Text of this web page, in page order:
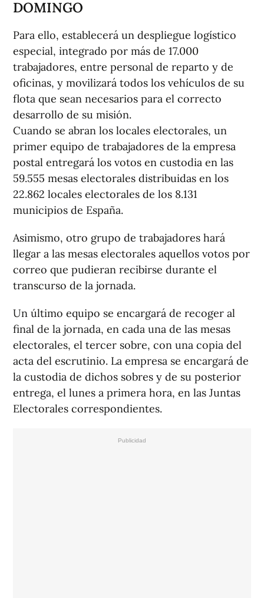
DOMINGO
Para ello, establecerá un despliegue logístico
especial, integrado por más de 17.000
trabajadores, entre personal de reparto y de
oficinas, y movilizará todos los vehículos de su
flota que sean necesarios para el correcto
desarrollo de su misión.
Cuando se abran los locales electorales, un
primer equipo de trabajadores de la empresa
postal entregará los votos en custodia en las
59.555 mesas electorales distribuidas en los
22.862 locales electorales de los 8.131
municipios de España.
Asimismo, otro grupo de trabajadores hará
llegar a las mesas electorales aquellos votos por
correo que pudieran recibirse durante el
transcurso de la jornada.
Un último equipo se encargará de recoger al
final de la jornada, en cada una de las mesas
electorales, el tercer sobre, con una copia del
acta del escrutinio. La empresa se encargará de
la custodia de dichos sobres y de su posterior
entrega, el lunes a primera hora, en las Juntas
Electorales correspondientes.